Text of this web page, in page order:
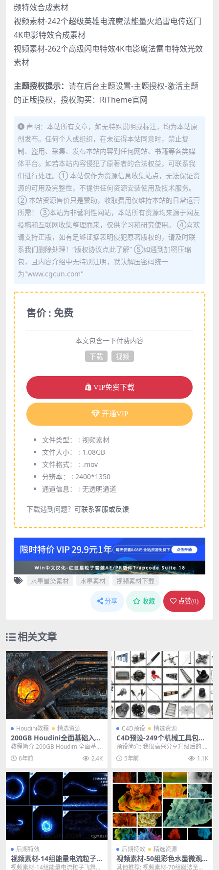
频特效合成素材
视频素材-242个超级英雄电流魔法能量火焰雷电传送门
4K电影特效合成素材
视频素材-262个高级闪电特效4K电影魔法雷电特效光效
素材
主题授权提示： 请在后台主题设置-主题授权-激活主题
的正版授权，授权购买： RiTheme官网
声明：本站所有文章，如无特殊说明或标注，均为本站原
创发布。任何个人或组织，在未征得本站同意时，禁止复
制、盗用、采集、发布本站内容到任何网站、书籍等各类媒
体平台。如若本站内容侵犯了原著者的合法权益，可联系我
们进行处理。① 本站仅作为资源信息收集站点，无法保证资
源的可用及完整性，不提供任何资源安装使用及技术服务。
② 本站资源售价只是赞助，收取费用仅维持本站的日常运营
所需！ ③本站为非营利性网站，本站所有资源均来源于网友
投稿和互联网收集整理而来，仅供学习和研究使用。 ④喜欢
请支持正版，如有足够证据表明侵犯原著版权的，请及时联
系我们删除处理！“版权协议点此了解” ⑤如遇到加密压缩
包，且内容介绍中无特别注明，默认解压密码统一
为"www.cgcun.com"
售价 : 免费
本文包含一下付费内容
下载
视频
VIP免费下载
开通VIP
文件类型： : 视频素材
文件大小： : 1.08GB
文件格式： : .mov
分辨率： : 2400*1350
通道信息： : 无透明通道
下载遇到问题？可联系客服或反馈
水墨晕染素材 水墨素材 视频素材下载
分享 收藏 点赞(0)
相关文章
Houdini教程 精选资源
200GB Houdini全面基础入门
到高级视频中英文教程大合集
教程简介 200GB Houdimi全面基础
入门到高级视频中英文教程大合集
这次...6年前 2.4K
C4D预设 精选资源
C4D预设-249个机械工具包模
型预设合集 Designers Pack
预设简介: 我很高兴分享升级后的 D
esigners Pack 2.0！我们已将...
5年前 1.1K
后期特效
视频素材-14组能量电流粒子
飞舞光效线条视频特效动画素
视频素材-14组能量电流粒子飞舞光
后期特效 精选资源
视频素材-50组彩色水墨微观
特写流体溶解背景特效4K动画
其他推荐: 视频素材-70组魔法圣诞